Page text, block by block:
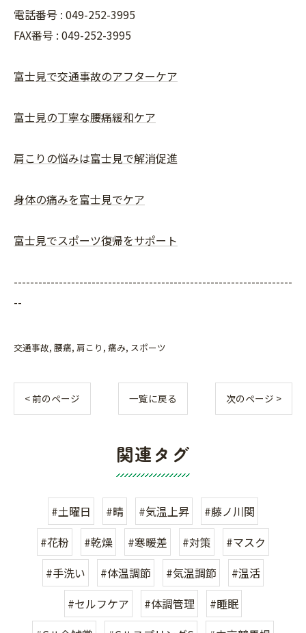
電話番号 : 049-252-3995
FAX番号 : 049-252-3995
富士見で交通事故のアフターケア
富士見の丁寧な腰痛緩和ケア
肩こりの悩みは富士見で解消促進
身体の痛みを富士見でケア
富士見でスポーツ復帰をサポート
--------------------------------------------------------------------
--
交通事故 腰痛 肩こり 痛み スポーツ
< 前のページ 一覧に戻る 次のページ >
関連タグ
#土曜日 #晴 #気温上昇
#藤ノ川関
#花粉
#乾燥 #寒暖差 #対策
#マスク
#手洗い
#体温調節 #気温調節
#温活
#セルフケア
#体調管理
#睡眠